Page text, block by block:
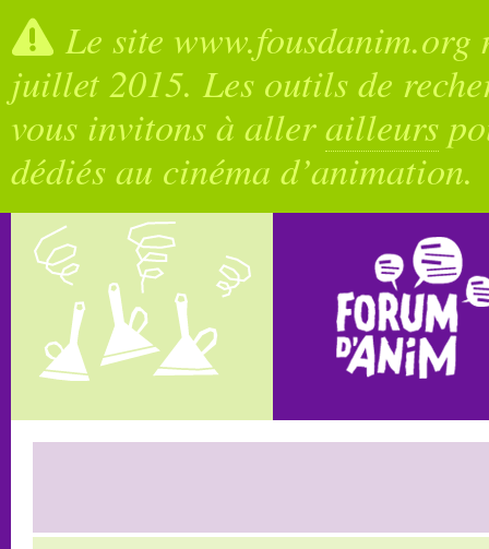
Le site
juillet 2015. Les outils de
vous invitons à allerailleurs
dédiés au cinéma d’animation.